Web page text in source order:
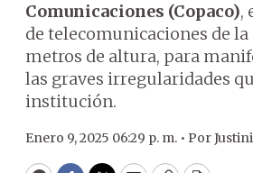
Comunicaciones (Copaco),
de telecomunicaciones de la
metros de altura, para
las graves irregularidades
institución.
Enero 9, 2025 06:29 p. m. • Por